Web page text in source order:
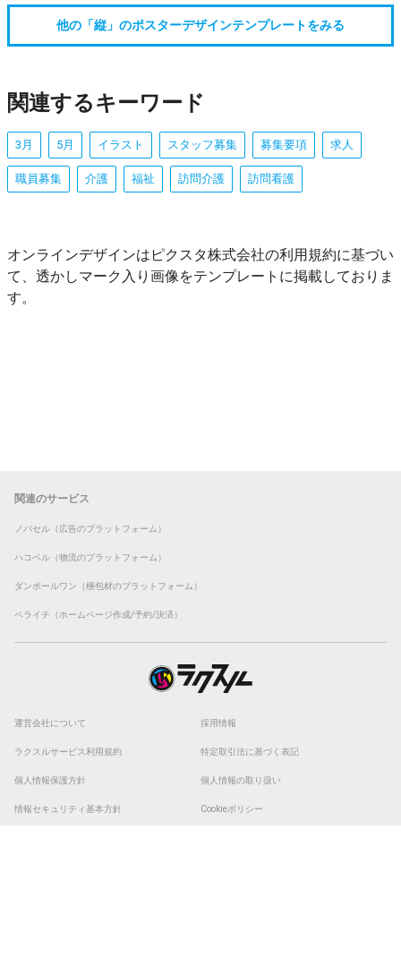
他の「縦」のポスターデザインテンプレートをみる
関連するキーワード
3月 5月 イラスト スタッフ募集 募集要項 求人
職員募集 介護 福祉 訪問介護 訪問看護
オンラインデザインはピクスタ株式会社の利用規約に基づい
て、透かしマーク入り画像をテンプレートに掲載しておりま
す。
関連のサービス
ノバセル（広告のプラットフォーム）
ハコベル（物流のプラットフォーム）
ダンボールワン（梱包材のプラットフォーム）
ペライチ（ホームページ作成/予約/決済）
運営会社について 採用情報
ラクスルサービス利用規約 特定取引法に基づく表記
個人情報保護方針 個人情報の取り扱い
情報セキュリティ基本方針 Cookieポリシー